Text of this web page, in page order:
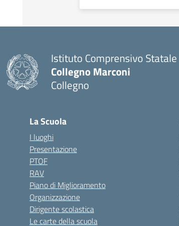
Istituto Comprensivo Statale
Collegno Marconi
Collegno
La Scuola
I luoghi
Presentazione
PTOF
RAV
Piano di Miglioramento
Organizzazione
Dirigente scolastica
Le carte della scuola